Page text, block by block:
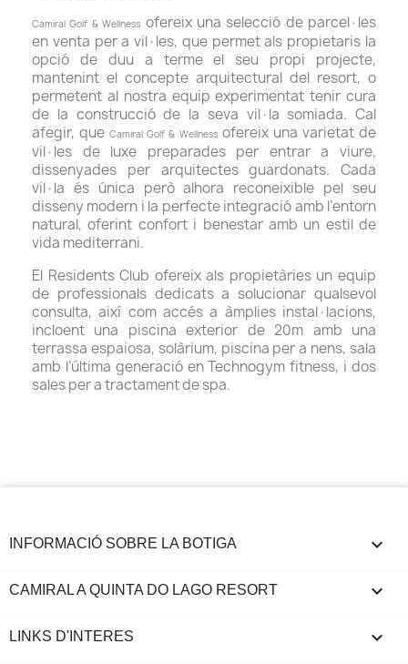
Camiral Golf & Wellness ofereix una selecció de parcel·les
en venta per a vil·les, que permet als propietaris la
opció de duu a terme el seu propi projecte,
mantenint el concepte arquitectural del resort, o
permetent al nostra equip experimentat tenir cura
de la construcció de la seva vil·la somiada. Cal
afegir, queCamiral Golf & Wellnessofereix una varietat de
vil·les de luxe preparades per entrar a viure,
dissenyades per arquitectes guardonats. Cada
vil·la és única però alhora reconeixible pel seu
disseny modern i la perfecte integració amb l’entorn
natural, oferint confort i benestar amb un estil de
vida mediterrani.
El Residents Club ofereix als propietàries un equip
de professionals dedicats a solucionar qualsevol
consulta, així com accés a àmplies instal·lacions,
incloent una piscina exterior de 20m amb una
terrassa espaiosa, solàrium, piscina per a nens, sala
amb l’última generació en Technogym fitness, i dos
sales per a tractament de spa.
INFORMACIÓ SOBRE LA BOTIGA keyboard_arrow_down
CAMIRAL A QUINTA DO LAGO RESORT 
LINKS D'INTERES 